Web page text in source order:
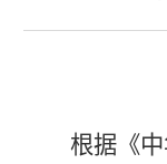
根据《